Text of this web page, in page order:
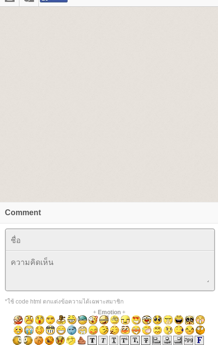
Comment
*ใช้ code html ตกแต่งข้อความได้เฉพาะสมาชิก
+ Emotion+